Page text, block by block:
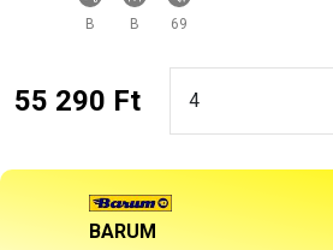
B B 69
55 290 Ft